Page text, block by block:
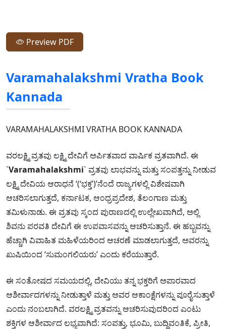
Preview PDF
Varamahalakshmi Vratha Book
Kannada
VARAMAHALAKSHMI VRATHA BOOK KANNADA
ವರಲಕ್ಷ್ಮಿ ವ್ರತವು ಲಕ್ಷ್ಮಿ ದೇವಿಗೆ ಅರ್ಪಿತವಾದ ವಾರ್ಷಿಕ ವ್ರತವಾಗಿದೆ. ಈ
`Varamahalakshmi` ವ್ರತವು ಲಾಭವನ್ನು ಮತ್ತು ಸಂಪತ್ತನ್ನು ನೀಡುವ
ಲಕ್ಷ್ಮಿ ದೇವಿಯ ಆರಾಧನೆ ‘(‘ಭಕ್ತ’)’ನೆಂದೆ ರಾಜ್ಯಗಳಲ್ಲಿ ವಿಶೇಷವಾಗಿ
ಆಚರಿಸಲಾಗುತ್ತದೆ, ಕರ್ನಾಟಕ, ಆಂಧ್ರಪ್ರದೇಶ, ತೆಲಂಗಾಣ ಮತ್ತು
ತಮಿಳುನಾಡು. ಈ ವ್ರತವು ಸ್ಕಂದ ಪುರಾಣದಲ್ಲಿ ಉಲ್ಲೇಖವಾಗಿದೆ, ಅಲ್ಲಿ
ಶಿವನು ಪರವತಿ ದೇವಿಗೆ ಈ ಉಪವಾಸವನ್ನು ಆಚರಿಸುತ್ತಾನೆ. ಈ ಹಬ್ಬವನ್ನು
ಹೆಚ್ಚಾಗಿ ವಿವಾಹಿತ ಮಹಿಳೆಯರಿಂದ ಆಚರಣೆ ಮಾಡಲಾಗುತ್ತದೆ, ಅವರನ್ನು
ಖುಷಿಯಿಂದ ‘ಸುಮಂಗಲಿಯರು’ ಎಂದು ಕರೆಯುತ್ತಾರೆ.
ಈ ಸಂತೋಷದ ಸಮಯದಲ್ಲಿ, ದೇವಿಯು ತನ್ನ ಭಕ್ತರಿಗೆ ಅಪಾರವಾದ
ಆಶೀರ್ವಾದಗಳನ್ನು ನೀಡುತ್ತಾಳೆ ಮತ್ತು ಅವರ ಆಕಾಂಕ್ಷೆಗಳನ್ನು ಪೂರೈಸುತ್ತಾಳೆ
ಎಂದು ನಂಬಲಾಗಿದೆ. ವರಲಕ್ಷ್ಮಿ ವ್ರತವನ್ನು ಆಚರಿಸುವುದರಿಂದ ಎಂಟು
ಶಕ್ತಿಗಳ ಆಶೀರ್ವಾದ ಲಭ್ಯವಾಗಿದೆ: ಸಂಪತ್ತು, ಭೂಮಿ, ಬುದ್ಧಿವಂತಿಕೆ, ಪ್ರೀತಿ,